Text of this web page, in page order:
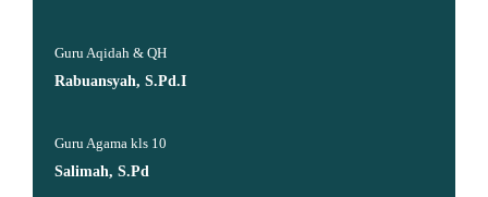
Guru Aqidah & QH
Rabuansyah, S.Pd.I
Guru Agama kls 10
Salimah, S.Pd